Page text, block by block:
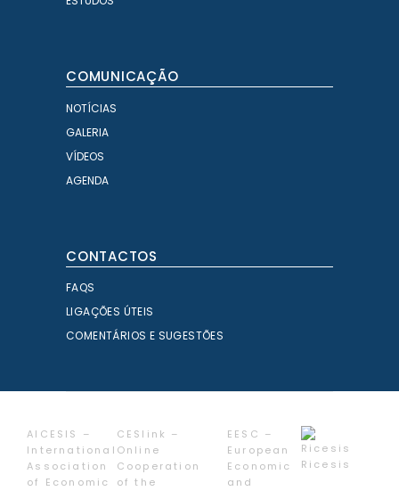
COMUNICAÇÃO
NOTÍCIAS
GALERIA
VÍDEOS
AGENDA
CONTACTOS
FAQS
LIGAÇÕES ÚTEIS
COMENTÁRIOS E SUGESTÕES
AICESIS –
International
Association
of Economic
CESlink –
Online
Cooperation
of the
EESC –
European
Economic
and
Ricesis